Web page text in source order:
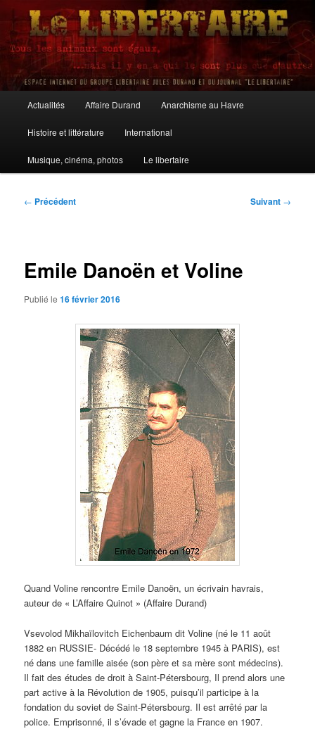
Aller
contenu
principalLe Libertaire
principal
Actualités Affaire Durand Anarchisme au Havre
Histoire et littérature International
Musique, cinéma, photos Le libertaire
Navigation
← Précédent Suivant →
Emile Danoën et Voline
Publié le16 février 2016
Quand Voline rencontre Emile Danoën, un écrivain havrais,
auteur de « L’Affaire Quinot » (Affaire Durand)
Vsevolod Mikhaïlovitch Eichenbaum dit Voline (né le 11 août
1882 en RUSSIE- Décédé le 18 septembre 1945 à PARIS), est
né dans une famille aisée (son père et sa mère sont médecins).
Il fait des études de droit à Saint-Pétersbourg, Il prend alors une
part active à la Révolution de 1905, puisqu’il participe à la
fondation du soviet de Saint-Pétersbourg. Il est arrêté par la
police. Emprisonné, il s’évade et gagne la France en 1907.